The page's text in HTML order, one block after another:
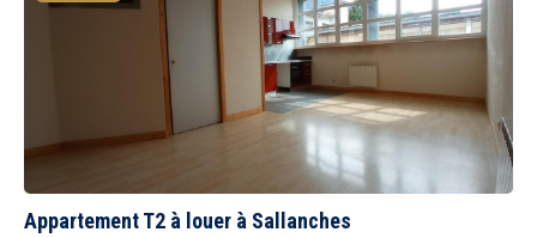
Appartement T2 à louer à Sallanches